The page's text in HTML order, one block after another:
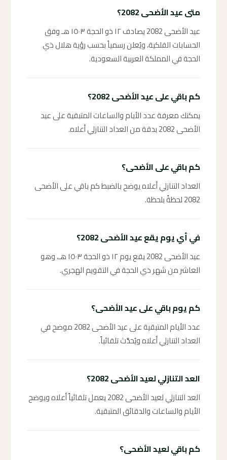
متى عيد الأضحى 2082؟
عيد الأضحى 2082 يصادف ١٢ ذو الحجة ١٥٠٣ هـ وفق
الحسابات الفلكية، ويُعلن رسمياً بحسب رؤية هلال ذي
الحجة في المملكة العربية السعودية.
كم باقي على عيد الأضحى 2082؟
يمكنك معرفة عدد الأيام والساعات المتبقية على عيد
الأضحى 2082 بدقة من العداد التنازلي أعلاه.
كم باقي على الأضحى؟
العداد التنازلي أعلاه يوضح بالضبط كم باقي على الأضحى
2082 لحظةً بلحظة.
في أي يوم يقع عيد الأضحى 2082؟
عيد الأضحى 2082 يقع يوم ١٢ ذو الحجة ١٥٠٣ هـ، وهو
العاشر من شهر ذي الحجة في التقويم الهجري.
كم يوم باقي على عيد الأضحى؟
عدد الأيام المتبقية على عيد الأضحى 2082 موضح في
العداد التنازلي أعلاه ويُحدَّث تلقائياً.
العد التنازلي لعيد الأضحى 2082؟
العد التنازلي لعيد الأضحى 2082 يعمل تلقائياً أعلاه ويوضح
الأيام والساعات والدقائق المتبقية.
كم باقي لعيد الأضحى؟